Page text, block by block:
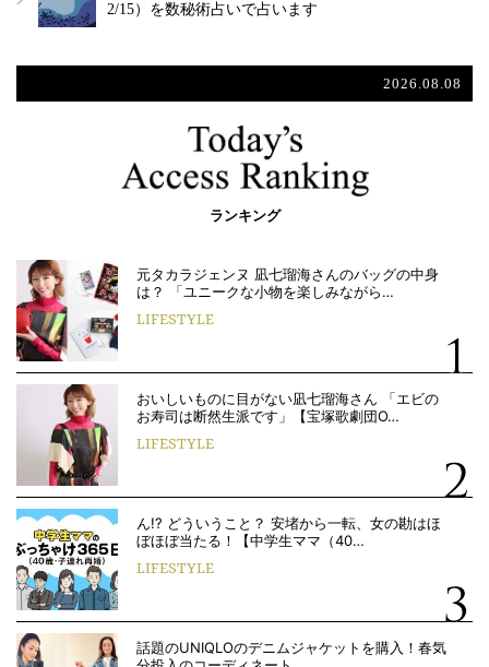
2/15）を数秘術占いで占います
2026.08.08
ランキング
元タカラジェンヌ 凪七瑠海さんのバッグの中身
は？ 「ユニークな小物を楽しみながら…
LIFESTYLE
おいしいものに目がない凪七瑠海さん 「エビの
お寿司は断然生派です」【宝塚歌劇団O…
LIFESTYLE
ん!? どういうこと？ 安堵から一転、女の勘はほ
ぼほぼ当たる！【中学生ママ（40…
LIFESTYLE
話題のUNIQLOのデニムジャケットを購入！春気